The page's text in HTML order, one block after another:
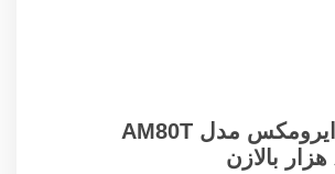
کولر آبی ایرومکس مدل AM80T